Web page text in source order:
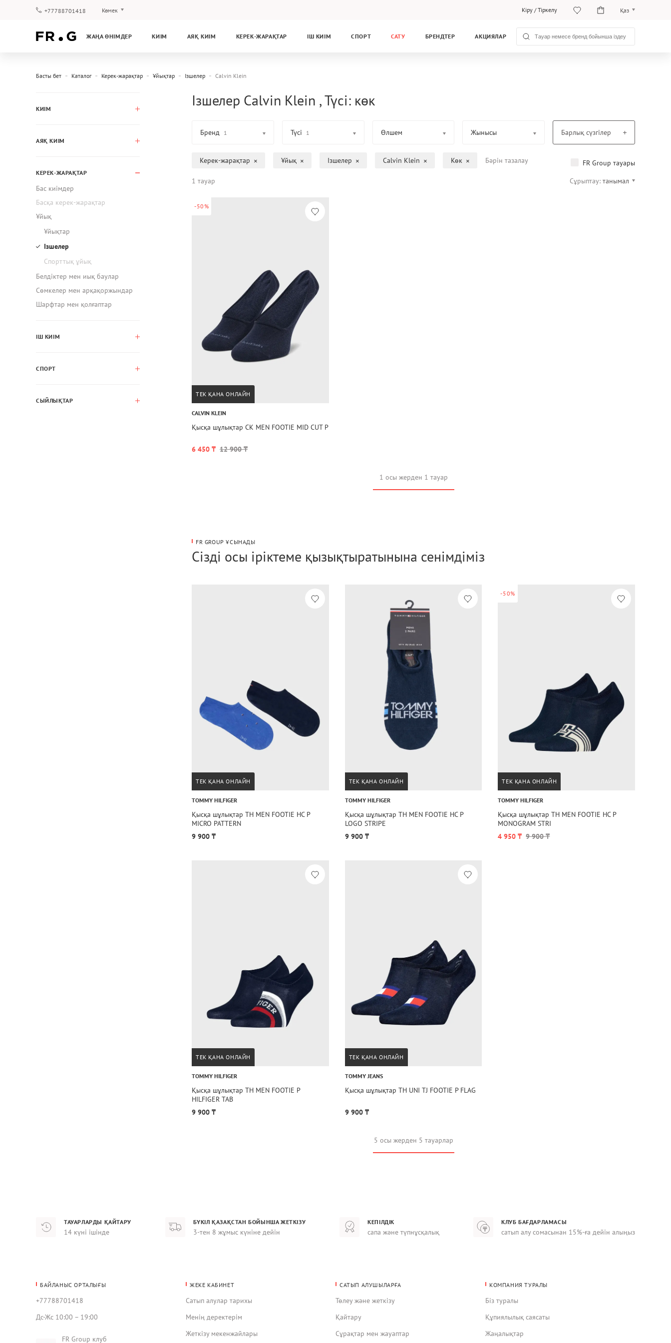
+77788701418 Көмек
Кепілдік
Кіру /Тіркелу Қаз
Қаз
ЖАҢА ӨНІМДЕР КИІМ АЯҚ КИІМ КЕРЕК-ЖАРАҚТАР ІШ КИІМ СПОРТ САТУ БРЕНДТЕР АКЦИЯЛАР
Басты бет Каталог Керек-жарақтар Ұйықтар Ізшелер Calvin Klein
КИІМ
АЯҚ КИІМ
КЕРЕК-ЖАРАҚТАР
Бас киімдер
Басқа керек-жарақтар
Ұйық
Ұйықтар
Ізшелер
Спорттық ұйық
Белдіктер мен иық баулар
Сөмкелер мен арқақоржындар
Шарфтар мен қолғаптар
ІШ КИІМ
СПОРТ
СЫЙЛЫҚТАР
Ізшелер Calvin Klein , Түсі: көк
Бренд 1 Түсі 1 Өлшем Жынысы Барлық сүзгілер
Керек-жарақтар Ұйық Ізшелер Calvin Klein Көк Бәрін тазалау
FR Group тауары
1 тауар
Сұрыптау: танымал
-50%
ТЕК ҚАНА ОНЛАЙН
CALVIN KLEIN
Қысқа шұлықтар CK MEN FOOTIE MID CUT P
6 450 ₸ 12 900 ₸
1 осы жерден 1 тауар
FR GROUP ҰСЫНАДЫ
Сізді осы іріктеме қызықтыратынына сенімдіміз
ТЕК ҚАНА ОНЛАЙН
TOMMY HILFIGER
Қысқа шұлықтар TH MEN FOOTIE HC P
MICRO PATTERN
9 900 ₸
ТЕК ҚАНА ОНЛАЙН
TOMMY HILFIGER
Қысқа шұлықтар TH MEN FOOTIE HC P
LOGO STRIPE
9 900 ₸
-50%
ТЕК ҚАНА ОНЛАЙН
TOMMY HILFIGER
Қысқа шұлықтар TH MEN FOOTIE HC P
MONOGRAM STRI
4 950 ₸ 9 900 ₸
ТЕК ҚАНА ОНЛАЙН
TOMMY HILFIGER
Қысқа шұлықтар TH MEN FOOTIE P
HILFIGER TAB
9 900 ₸
ТЕК ҚАНА ОНЛАЙН
TOMMY JEANS
Қысқа шұлықтар TH UNI TJ FOOTIE P FLAG
9 900 ₸
5 осы жерден 5 тауарлар
ТАУАРЛАРДЫ ҚАЙТАРУ
14 күні ішінде
БҮКІЛ ҚАЗАҚСТАН БОЙЫНША ЖЕТКІЗУ
3-тен 8 жұмыс күніне дейін
КЕПІЛДІК
сапа және түпнұсқалық
КЛУБ БАҒДАРЛАМАСЫ
сатып алу сомасынан 15%-ға дейін алыңыз
БАЙЛАНЫС ОРТАЛЫҒЫ
+77788701418
Дс-Жс 10:00 – 19:00
FR Group клуб
ЖЕКЕ КАБИНЕТ
Сатып алулар тарихы
Менің деректерім
Жеткізу мекенжайлары
САТЫП АЛУШЫЛАРҒА
Төлеу және жеткізу
Қайтару
Сұрақтар мен жауаптар
КОМПАНИЯ ТУРАЛЫ
Біз туралы
Құпиялылық саясаты
Жаңалықтар